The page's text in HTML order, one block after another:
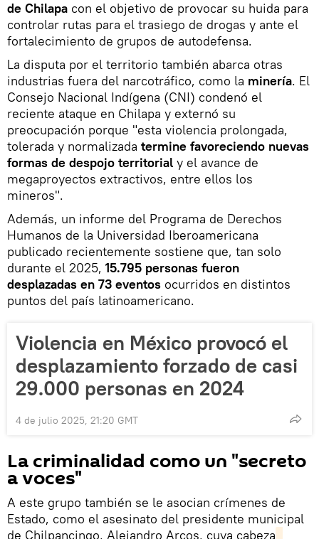
de Chilapa con el objetivo de provocar su huida para
controlar rutas para el trasiego de drogas y ante el
fortalecimiento de grupos de autodefensa.
La disputa por el territorio también abarca otras
industrias fuera del narcotráfico, como la minería. El
Consejo Nacional Indígena (CNI) condenó el
reciente ataque en Chilapa y externó su
preocupación porque "esta violencia prolongada,
tolerada y normalizada termine favoreciendo nuevas
formas de despojo territorial y el avance de
megaproyectos extractivos, entre ellos los
mineros".
Además, un informe del Programa de Derechos
Humanos de la Universidad Iberoamericana
publicado recientemente sostiene que, tan solo
durante el 2025, 15.795 personas fueron
desplazadas en 73 eventos ocurridos en distintos
puntos del país latinoamericano.
Violencia en México provocó el
desplazamiento forzado de casi
29.000 personas en 2024
4 de julio 2025, 21:20 GMT
La criminalidad como un "secreto
a voces"
A este grupo también se le asocian crímenes de
Estado, como el asesinato del presidente municipal
de Chilpancingo, Alejandro Arcos, cuya cabeza